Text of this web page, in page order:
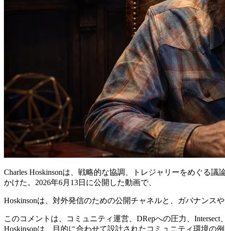
Charles Hoskinsonは、戦略的な協調、トレジャリーをめぐる
かけた。2026年6月13日に公開した動画で、
Hoskinsonは、対外発信のための公開チャネルと、ガバナンス
このコメントは、コミュニティ運営、DRepへの圧力、
Hoskinsonは、目的に合わせて設計されたコミュニティ環境の